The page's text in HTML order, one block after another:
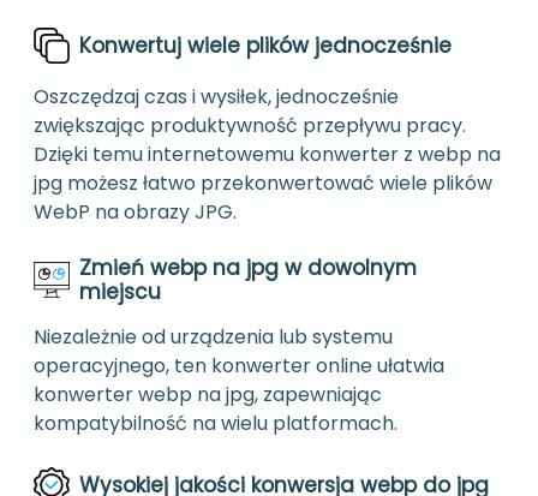
Konwertuj wiele plików jednocześnie
Oszczędzaj czas i wysiłek, jednocześnie
zwiększając produktywność przepływu pracy.
Dzięki temu internetowemu konwerter z webp na
jpg możesz łatwo przekonwertować wiele plików
WebP na obrazy JPG.
Zmień webp na jpg w dowolnym
miejscu
Niezależnie od urządzenia lub systemu
operacyjnego, ten konwerter online ułatwia
konwerter webp na jpg, zapewniając
kompatybilność na wielu platformach.
Wysokiej jakości konwersja webp do jpg